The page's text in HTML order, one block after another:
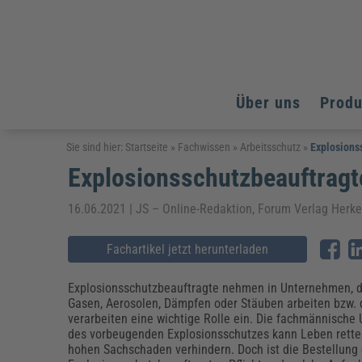
Über uns
Arbeitsschutz
Fachpublikationen & Arbeitshilfen
Arbeitssicherheit & Gesundheitsschutz
Brandschutz
Weiterbildungen (AKADEMIE HERKERT)
Assistenz & Office-Management
Baurecht & Architektenrecht
Energieoptimiertes & klimaneutrales Bauen
Fachpublikationen & Arbeitshilfen
Kinderschutz, Jugendhilfe & Inklusion
Datenschutz & IT-Recht
Datenschutz & IT-Sicherheit
Elektrosicherheit
Elektrosicherheit & Elektrotechnik
Energie und Umwelt
Fachpublikationen & Arbeitshilfen
Weiterbildungen (AKADEMIE HERKERT)
Arbeitsschutz
Bildung und Erziehung
Energie und Umwelt
Kommunales
Reisekosten und Finanzen
Arbeitsschutz
Bildung und Erziehung
Energie und Umwelt
Kommunales
Reisekosten und Finanzen
Sie sind hier: Startseite » Fachwissen »Arbeitsschutz »
16.06.2021 | JS – Online-Redaktion, Forum Verlag
Fachartikel jetzt herunterladen
Explosionsschutzbeauftragte nehmen in Unternehmen,
Gasen, Aerosolen, Dämpfen oder Stäuben arbeiten bzw.
verarbeiten eine wichtige Rolle ein. Die fachmännische
des vorbeugenden Explosionsschutzes kann Leben
hohen Sachschaden verhindern. Doch ist die Bestellung